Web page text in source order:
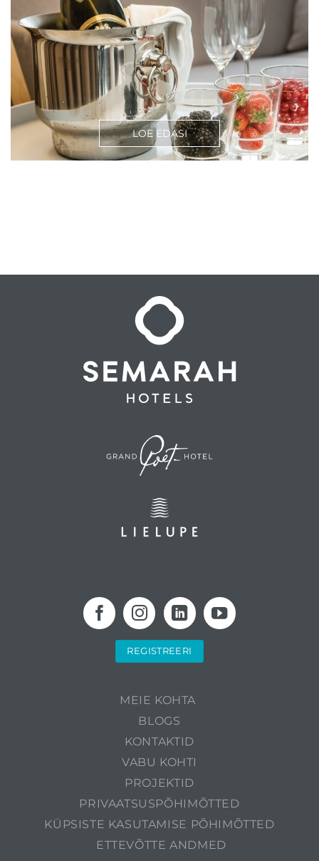
LOE EDASI
REGISTREERI
MEIE KOHTA
BLOGS
KONTAKTID
VABU KOHTI
PROJEKTID
PRIVAATSUSPÕHIMÕTTED
KÜPSISTE KASUTAMISE PÕHIMÕTTED
ETTEVÕTTE ANDMED